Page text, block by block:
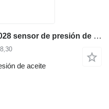
Davleniya masla 301413-00028 sensor de presión de aceite para Doosan SD300N cargadora de ruedas
de aceite